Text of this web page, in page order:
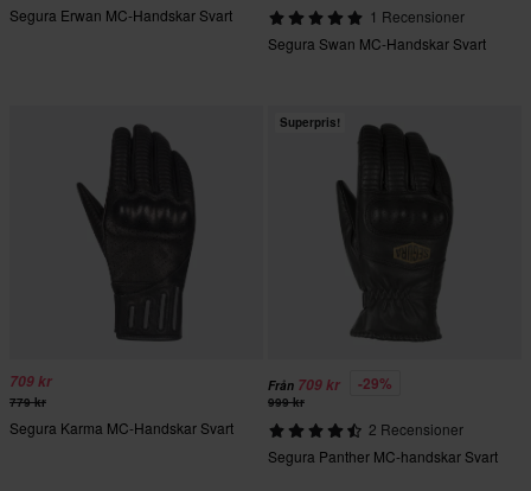
Segura Erwan MC-Handskar Svart
1 Recensioner
Segura Swan MC-Handskar Svart
709 kr
779 kr
Segura Karma MC-Handskar Svart
Superpris!
Från 709 kr -29%
999 kr
2 Recensioner
Segura Panther MC-handskar Svart